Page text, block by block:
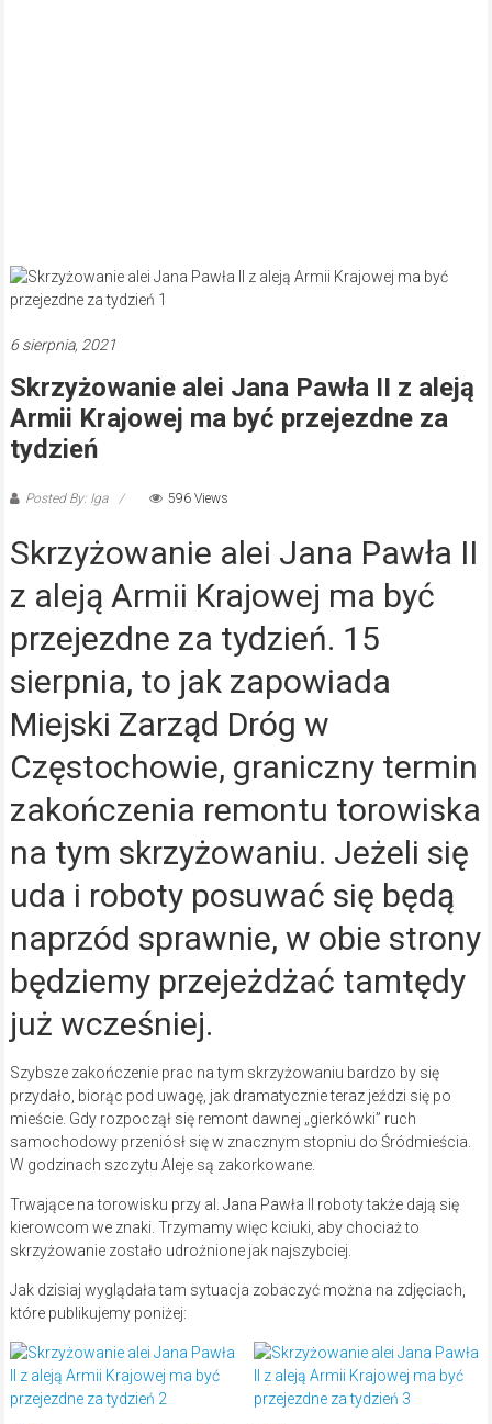
6 sierpnia, 2021
Skrzyżowanie alei Jana Pawła II z aleją
Armii Krajowej ma być przejezdne za
tydzień
Posted By: Iga 596 Views
Skrzyżowanie alei Jana Pawła II
z aleją Armii Krajowej ma być
przejezdne za tydzień. 15
sierpnia, to jak zapowiada
Miejski Zarząd Dróg w
Częstochowie, graniczny termin
zakończenia remontu torowiska
na tym skrzyżowaniu. Jeżeli się
uda i roboty posuwać się będą
naprzód sprawnie, w obie strony
będziemy przejeżdżać tamtędy
już wcześniej.
Szybsze zakończenie prac na tym skrzyżowaniu bardzo by się
przydało, biorąc pod uwagę, jak dramatycznie teraz jeździ się po
mieście. Gdy rozpoczął się remont dawnej „gierkówki” ruch
samochodowy przeniósł się w znacznym stopniu do Śródmieścia.
W godzinach szczytu Aleje są zakorkowane.
Trwające na torowisku przy al. Jana Pawła II roboty także dają się
kierowcom we znaki. Trzymamy więc kciuki, aby chociaż to
skrzyżowanie zostało udrożnione jak najszybciej.
Jak dzisiaj wyglądała tam sytuacja zobaczyć można na zdjęciach,
które publikujemy poniżej: